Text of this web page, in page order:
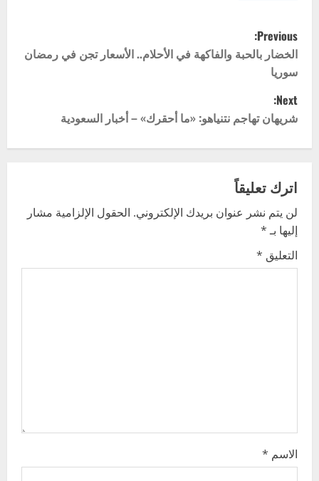
P
o
s
t
n
a
v
i
g
Previous:
الخضار بالحبة والفاكهة في الأحلام.. الأسعار تجن في رمضان
سوريا
Next:
شريهان تهاجم نتنياهو: «ما أحقرك» – أخبار السعودية
اترك تعليقاً
لن يتم نشر عنوان بريدك الإلكتروني. الحقول الإلزامية مشار
إليها بـ*
التعليق *
الاسم *